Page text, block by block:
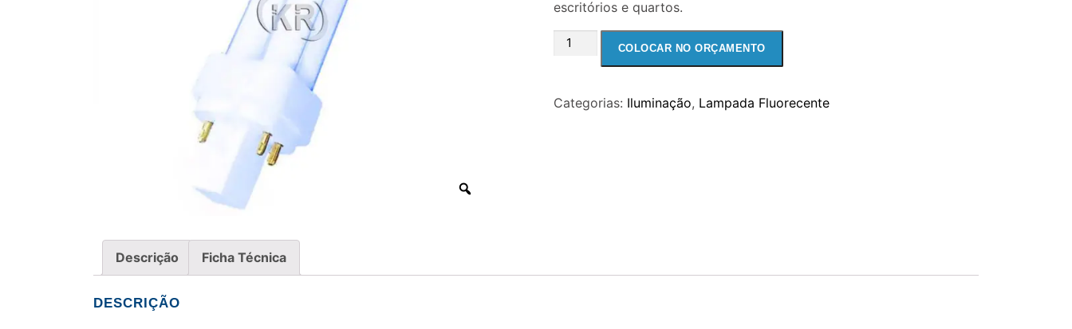
escritórios e quartos.
LAMPADA
FLUORESCENTE
26W
COLOCAR NO ORÇAMENTO
Categorias: Iluminação, Lampada Fluorecente
Descrição Ficha Técnica
DESCRIÇÃO